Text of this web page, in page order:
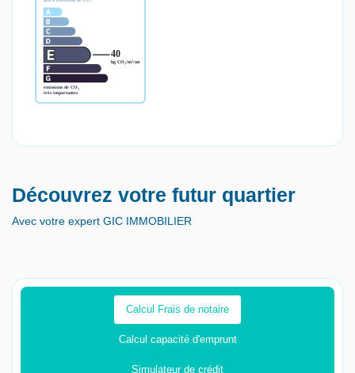
Découvrez votre futur quartier
Avec votre expert GIC IMMOBILIER
Calcul Frais de notaire
Calcul capacité d'emprunt
Simulateur de crédit